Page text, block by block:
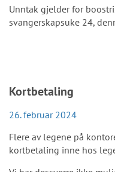
Unntak gjelder for
svangerskapsuke 24,
Kortbetaling
26. februar 2024
Flere av legene på
kortbetaling inne hos